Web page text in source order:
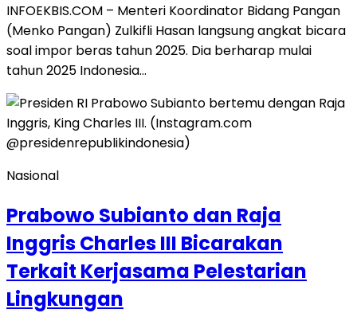
INFOEKBIS.COM – Menteri Koordinator Bidang Pangan
(Menko Pangan) Zulkifli Hasan langsung angkat bicara
soal impor beras tahun 2025. Dia berharap mulai
tahun 2025 Indonesia…
Nasional
Prabowo Subianto dan Raja
Inggris Charles III Bicarakan
Terkait Kerjasama Pelestarian
Lingkungan